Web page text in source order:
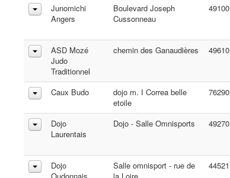
Junomichi
Angers
Boulevard Joseph
Cussonneau
49100
ASD Mozé
Judo
Traditionnel
chemin des Ganaudières 49610
Caux Budo
dojo m. I Correa belle
etoile
76290
Dojo
Laurentais
Dojo - Salle Omnisports 49270
Dojo
Salle omnisport - rue de
44521